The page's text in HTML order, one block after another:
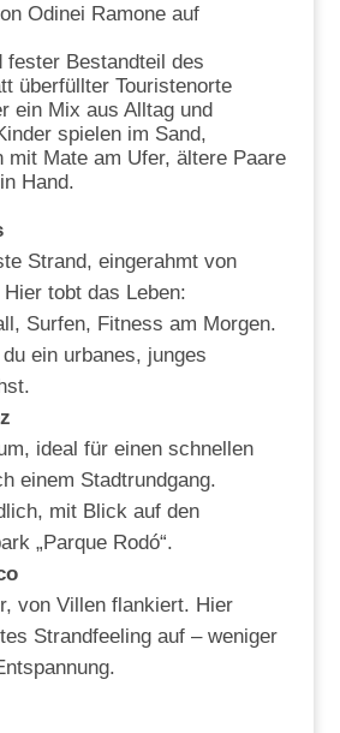
Odinei Ramone auf
fester Bestandteil des
überfüllter Touristenorte
ein Mix aus Alltag und
spielen im Sand,
mit Mate am Ufer, ältere Paare
Hand.
Strand, eingerahmt von
tobt das Leben:
Surfen, Fitness am Morgen.
ein urbanes, junges
ideal für einen schnellen
einem Stadtrundgang.
mit Blick auf den
„Parque Rodó“.
von Villen flankiert. Hier
Strandfeeling auf – weniger